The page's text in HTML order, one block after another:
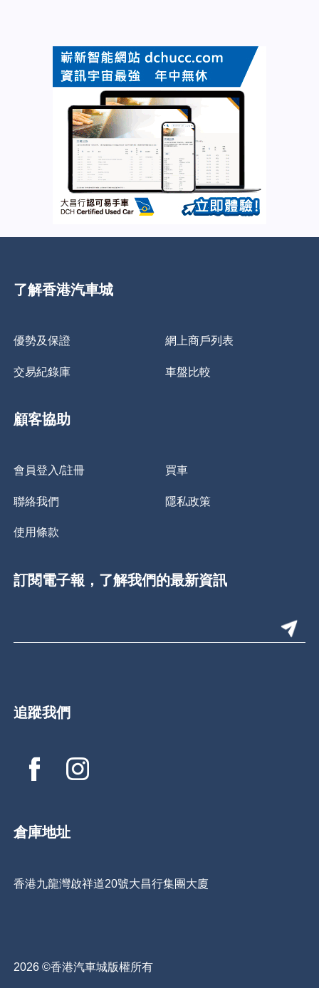
了解香港汽車城
優勢及保證 網上商戶列表
交易紀錄庫 車盤比較
顧客協助
會員登入/註冊 買車
聯絡我們 隱私政策
使用條款
訂閱電子報，了解我們的最新資訊
追蹤我們
倉庫地址
香港九龍灣啟祥道20號大昌行集團大廈
2026 ©香港汽車城版權所有